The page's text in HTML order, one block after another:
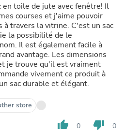
en toile de jute avec fenêtre! Il
courses et j'aime pouvoir
à travers la vitrine. C'est un sac
la possibilité de le
Il est également facile à
avantage. Les dimensions
je trouve qu'il est vraiment
vivement ce produit à
sac durable et élégant.
store
thumb_up 0 thumb_down 0